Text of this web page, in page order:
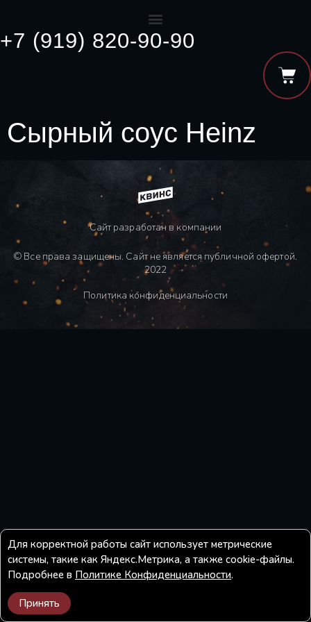
+7 (919) 820-90-90
Сырный соус Heinz
Сайт разработан в компании
© Все права защищены. Сайт не является публичной офертой.
2022
Политика конфиденциальности
Для корректной работы сайт использует метрические
системы, такие как Яндекс.Метрика, а также cookie-файлы.
Подробнее в Политике Конфиденциальности.
Принять